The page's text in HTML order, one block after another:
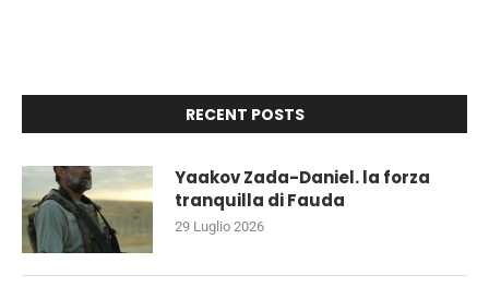
RECENT POSTS
Yaakov Zada-Daniel. la forza
tranquilla di Fauda
29 Luglio 2026